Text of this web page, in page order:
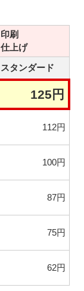
印刷
仕上げ
スタンダード
125円
112円
100円
87円
75円
62円